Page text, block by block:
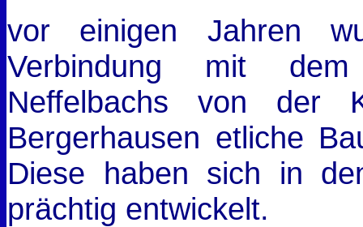
vor einigen Jahren
Verbindung mit
Neffelbachs von der
Bergerhausen etliche
Diese haben sich in
prächtig entwickelt.